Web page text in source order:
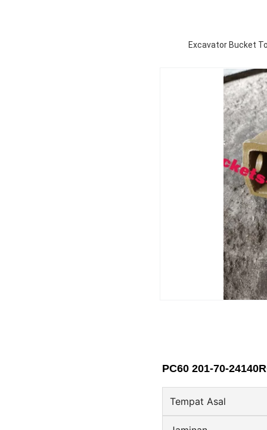
Excavator Bucket
PC60 201-70-
Tempat Asal